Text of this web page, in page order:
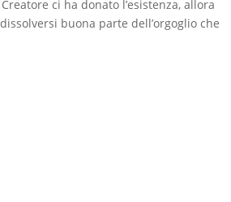
ci ha donato l’esistenza, allora
buona parte dell’orgoglio che